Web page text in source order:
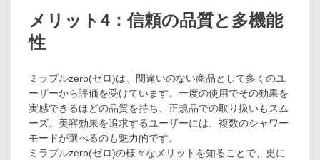
メリット4：信頼の品質と多機能
性
ミラブルzero(ゼロ)は、間違いのない商品として多くのユ
ーザーから評価を受けています。一度の使用でその効果を
実感できるほどの品質を持ち、正規品での取り扱いもスム
ーズ。美容効果を追求するユーザーには、複数のシャワー
モードが選べるのも魅力的です。
ミラブルzero(ゼロ)の様々なメリットを知ることで、更に